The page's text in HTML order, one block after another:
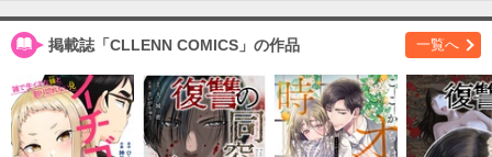
必要ポイント： 150
購入する
掲載誌「CLLENN COMICS」の作品 一覧へ